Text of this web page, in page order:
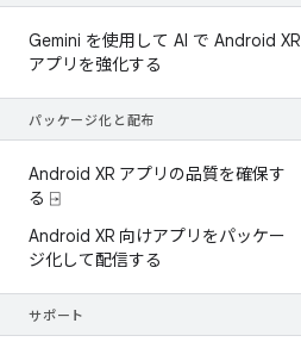
Gemini を使用して AI で Android XR
アプリを強化する
パッケージ化と配布
Android XR アプリの品質を確保す
る ⍈
Android XR 向けアプリをパッケー
ジ化して配信する
サポート